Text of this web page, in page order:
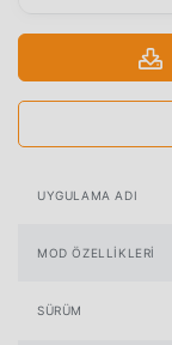
UYGULAMA ADI
MOD ÖZELLIKLERI
SÜRÜM